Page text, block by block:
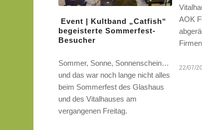
Event | Kultband „Catfish“
begeisterte Sommerfest-
Besucher
Sommer, Sonne, Sonnenschein…
und das war noch lange nicht alles
beim Sommerfest des Glashaus
und des Vitalhauses am
vergangenen Freitag.
AOK
22/07/